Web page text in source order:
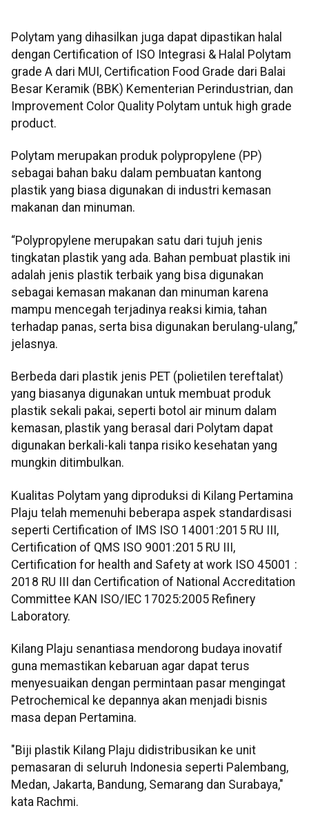
Polytam yang dihasilkan juga dapat dipastikan halal
dengan Certification of ISO Integrasi & Halal Polytam
grade A dari MUI, Certification Food Grade dari Balai
Besar Keramik (BBK) Kementerian Perindustrian, dan
Improvement Color Quality Polytam untuk high grade
product.
Polytam merupakan produk polypropylene (PP)
sebagai bahan baku dalam pembuatan kantong
plastik yang biasa digunakan di industri kemasan
makanan dan minuman.
“Polypropylene merupakan satu dari tujuh jenis
tingkatan plastik yang ada. Bahan pembuat plastik ini
adalah jenis plastik terbaik yang bisa digunakan
sebagai kemasan makanan dan minuman karena
mampu mencegah terjadinya reaksi kimia, tahan
terhadap panas, serta bisa digunakan berulang-ulang,”
jelasnya.
Berbeda dari plastik jenis PET (polietilen tereftalat)
yang biasanya digunakan untuk membuat produk
plastik sekali pakai, seperti botol air minum dalam
kemasan, plastik yang berasal dari Polytam dapat
digunakan berkali-kali tanpa risiko kesehatan yang
mungkin ditimbulkan.
Kualitas Polytam yang diproduksi di Kilang Pertamina
Plaju telah memenuhi beberapa aspek standardisasi
seperti Certification of IMS ISO 14001:2015 RU III,
Certification of QMS ISO 9001:2015 RU III,
Certification for health and Safety at work ISO 45001 :
2018 RU III dan Certification of National Accreditation
Committee KAN ISO/IEC 17025:2005 Refinery
Laboratory.
Kilang Plaju senantiasa mendorong budaya inovatif
guna memastikan kebaruan agar dapat terus
menyesuaikan dengan permintaan pasar mengingat
Petrochemical ke depannya akan menjadi bisnis
masa depan Pertamina.
"Biji plastik Kilang Plaju didistribusikan ke unit
pemasaran di seluruh Indonesia seperti Palembang,
Medan, Jakarta, Bandung, Semarang dan Surabaya,"
kata Rachmi.